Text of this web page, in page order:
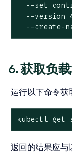
--set
--version
--create-
6. 获取负
运行以下命令获
kubectl get
返回的结果应与